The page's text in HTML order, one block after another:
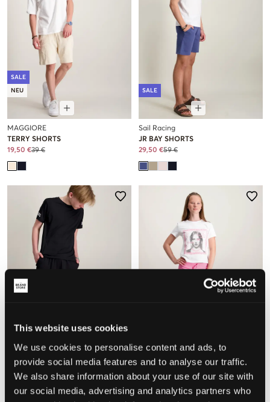
This website uses cookies
We use cookies to personalise content and ads, to
provide social media features and to analyse our traffic.
We also share information about your use of our site with
our social media, advertising and analytics partners who
SALE
NEU
MAGGIORE
TERRY SHORTS
19,50 €39 €
SALE
Sail Racing
JR BAY SHORTS
29,50 €59 €
Björn Borg
BORG SOFT SHORTS
25 €
Gina Tricot Young
Y SWEAT SHORTS
19 €